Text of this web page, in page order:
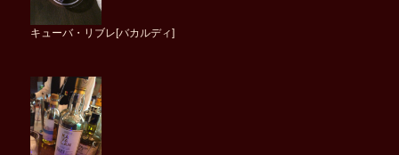
キューバ・リブレ[バカルディ]